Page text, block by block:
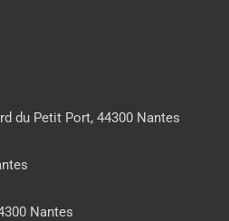
du Petit Port, 44300 Nantes
Nantes